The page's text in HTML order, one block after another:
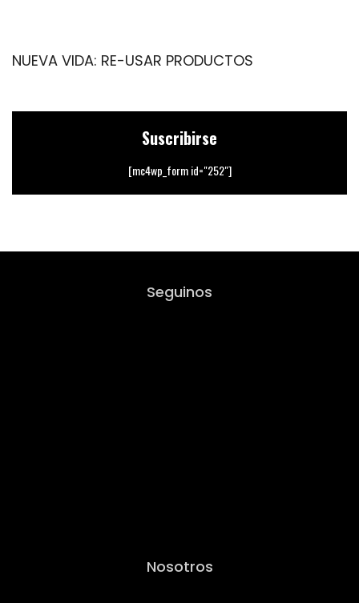
NUEVA VIDA: RE-USAR PRODUCTOS
Suscribirse
[mc4wp_form id="252"]
Seguinos
Nosotros